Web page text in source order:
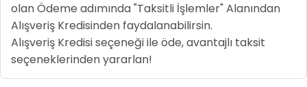
olan Ödeme adımında "Taksitli İşlemler" Alanından
Alışveriş Kredisinden faydalanabilirsin.
Alışveriş Kredisi seçeneği ile öde, avantajlı taksit
seçeneklerinden yararlan!